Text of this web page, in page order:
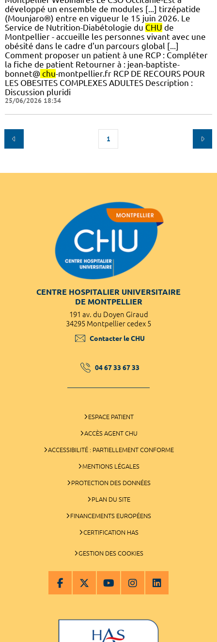
développé un ensemble de modules [...] tirzépatide
(Mounjaro®) entre en vigueur le 15 juin 2026. Le
Service de Nutrition-Diabétologie du CHU de
Montpellier - accueille les personnes vivant avec une
obésité dans le cadre d'un parcours global [...]
Comment proposer un patient à une RCP : Compléter
la fiche de patient Retourner à : jean-baptiste-
bonnet@ chu-montpellier.fr RCP DE RECOURS POUR
LES OBESITES COMPLEXES ADULTES Description :
Discussion pluridi
25/06/2026 18:34
1
CENTRE HOSPITALIER UNIVERSITAIRE
DE MONTPELLIER
191 av. du Doyen Giraud
34295 Montpellier cedex 5
Contacter le CHU
04 67 33 67 33
ESPACE PATIENT
ACCÈS AGENT CHU
ACCESSIBILITÉ : PARTIELLEMENT CONFORME
MENTIONS LÉGALES
PROTECTION DES DONNÉES
PLAN DU SITE
FINANCEMENTS EUROPÉENS
CERTIFICATION HAS
GESTION DES COOKIES